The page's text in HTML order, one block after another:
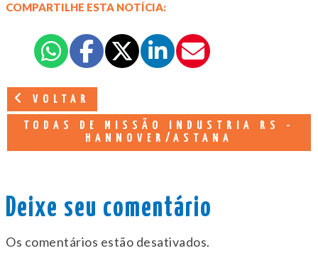
COMPARTILHE ESTA NOTÍCIA:
VOLTAR
TODAS DE MISSÃO INDUSTRIA RS -
HANNOVER/ASTANA
Deixe seu comentário
Os comentários estão desativados.